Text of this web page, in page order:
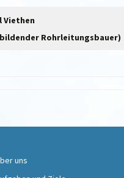
Viethen
Rohrleitungsbauer)
uns